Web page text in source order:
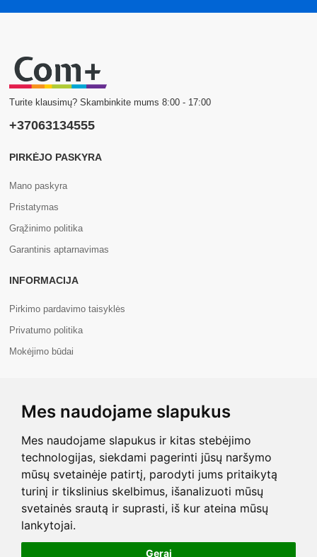
Mes naudojame slapukus
Mes naudojame slapukus ir kitas stebėjimo
technologijas, siekdami pagerinti jūsų naršymo
mūsų svetainėje patirtį, parodyti jums pritaikytą
turinį ir tikslinius skelbimus, išanalizuoti mūsų
svetainės srautą ir suprasti, iš kur ateina mūsų
lankytojai.
Gerai
Turite klausimų? Skambinkite mums 8:00 - 17:00
+37063134555
PIRKĖJO PASKYRA
Mano paskyra
Pristatymas
Grąžinimo politika
Garantinis aptarnavimas
INFORMACIJA
Pirkimo pardavimo taisyklės
Privatumo politika
Mokėjimo būdai
Apie mus
Copyright © 2026 Com+. Visos teisės saugomos.